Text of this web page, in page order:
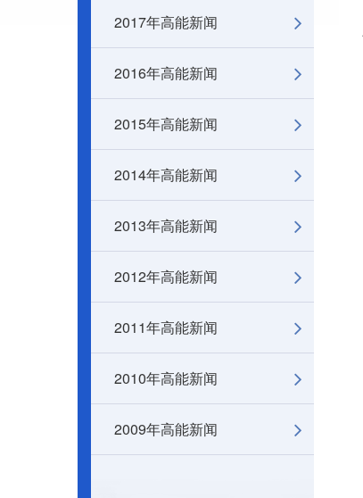
2017年高能新闻
2016年高能新闻
2015年高能新闻
2014年高能新闻
2013年高能新闻
2012年高能新闻
2011年高能新闻
2010年高能新闻
2009年高能新闻